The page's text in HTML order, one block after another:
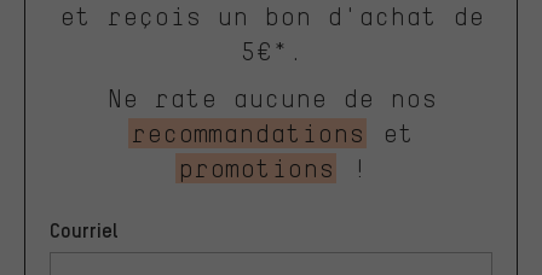
et reçois un bon d'achat de
5€*.
Ne rate aucune de nos
recommandations
et
promotions
!
Courriel